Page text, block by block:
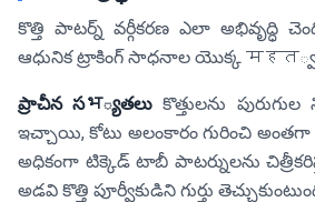
కొత్తి పాటర్న్ వర్గీకరణ ఎలా అభివృద్ధి
ఆధునిక ట్రాకింగ్ సాధనాల యొక్క महत్వం
ప్రాచీన సभ్యతలు కొత్తులను
ఇచ్చాయి, కోటు అలంకారం గురించి అంతగా
అధికంగా టిక్కెడ్ టాబీ పాటర్నులను
అడవి కొత్తి పూర్వీకుడిని గుర్తు